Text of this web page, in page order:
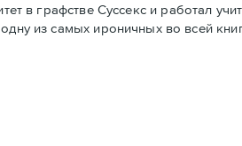
в графстве Суссекс и работал
из самых ироничных во всей